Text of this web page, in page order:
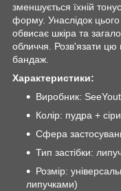
зменшується їхній
форму. Унаслідок цього
обвисає шкіра та
обличчя. Розв'язати
бандаж.
Характеристики:
Виробник:
Колір: пудра +
Сфера
Тип застібки:
Розмір:
липучками)